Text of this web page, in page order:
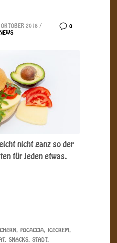
0
OKTOBER 2018 /
NEWS
nicht ganz so der
für jeden etwas.
FOCACCIA
ICECREM
SNACKS STADT